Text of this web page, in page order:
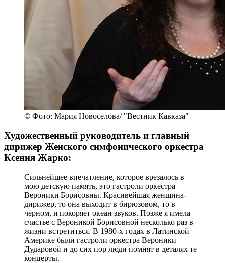
© Фото: Мария Новоселова/ "Вестник Кавказа"
Художественный руководитель и главный
дирижер Женского симфонического оркестра
Ксения Жарко:
Сильнейшее впечатление, которое врезалось в
мою детскую память, это гастроли оркестра
Вероники Борисовны. Красивейшая женщина-
дирижер, то она выходит в бирюзовом, то в
черном, и покоряет океан звуков. Позже я имела
счастье с Вероникой Борисовной несколько раз в
жизни встретиться. В 1980-х годах в Латинской
Америке были гастроли оркестра Вероники
Дударовой и до сих пор люди помнят в деталях те
концерты.